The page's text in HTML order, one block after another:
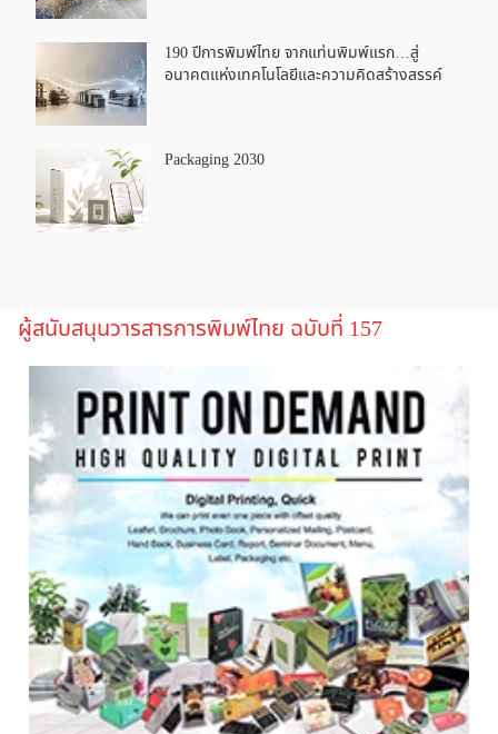
190 ปีการพิมพ์ไทย จากแท่นพิมพ์แรก…สู่
อนาคตแห่งเทคโนโลยีและความคิดสร้างสรรค์
Packaging 2030
ผู้สนับสนุนวารสารการพิมพ์ไทย ฉบับที่ 157